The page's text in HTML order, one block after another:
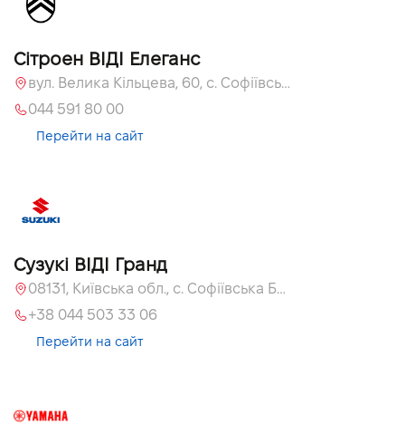
Сітроен ВІДІ Елеганс
вул. Велика Кільцева, 60, с. Софіївська Борщагівка, Київська обл., 08131
044 591 80 00
Перейти на сайт
Сузукі ВІДІ Гранд
08131, Київська обл., с. Софіївська Борщагівка, вул. Велика Кільцева, 60
+38 044 503 33 06
Перейти на сайт